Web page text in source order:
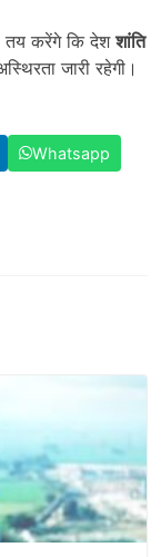
तय करेंगे कि देशशांति
जारी रहेगी।
Whatsapp